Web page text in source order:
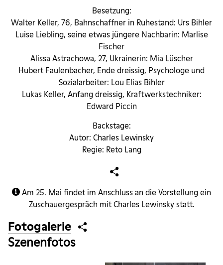
Besetzung:
Walter Keller, 76, Bahnschaffner in Ruhestand: Urs Bihler
Luise Liebling, seine etwas jüngere Nachbarin: Marlise
Fischer
Alissa Astrachowa, 27, Ukrainerin: Mia Lüscher
Hubert Faulenbacher, Ende dreissig, Psychologe und
Sozialarbeiter: Lou Elias Bihler
Lukas Keller, Anfang dreissig, Kraftwerkstechniker:
Edward Piccin
Backstage:
Autor: Charles Lewinsky
Regie: Reto Lang
Am 25. Mai findet im Anschluss an die Vorstellung ein
Zuschauergespräch mit Charles Lewinsky statt.
Fotogalerie
Szenenfotos